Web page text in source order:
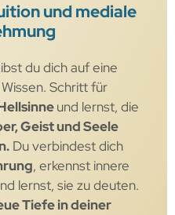
und mediale
du dich auf eine
Schritt für
und lernst, die
Geist und Seele
Du verbindest dich
, erkennst innere
lernst, sie zu deuten.
Tiefe in deiner